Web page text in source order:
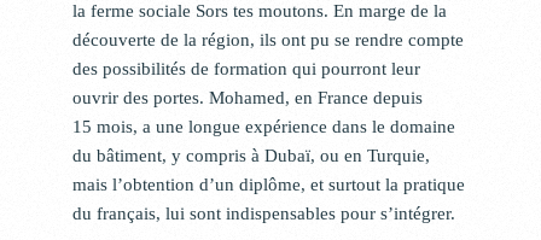
la ferme sociale Sors tes moutons. En marge de la
découverte de la région, ils ont pu se rendre compte
des possibilités de formation qui pourront leur
ouvrir des portes. Mohamed, en France depuis
15 mois, a une longue expérience dans le domaine
du bâtiment, y compris à Dubaï, ou en Turquie,
mais l’obtention d’un diplôme, et surtout la pratique
du français, lui sont indispensables pour s’intégrer.